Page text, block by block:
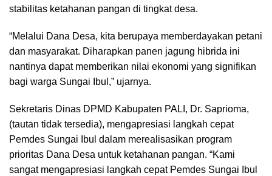
stabilitas ketahanan pangan di tingkat desa.
“Melalui Dana Desa, kita berupaya memberdayakan petani
dan masyarakat. Diharapkan panen jagung hibrida ini
nantinya dapat memberikan nilai ekonomi yang signifikan
bagi warga Sungai Ibul,” ujarnya.
Sekretaris Dinas DPMD Kabupaten PALI, Dr. Saprioma,
(tautan tidak tersedia), mengapresiasi langkah cepat
Pemdes Sungai Ibul dalam merealisasikan program
prioritas Dana Desa untuk ketahanan pangan. “Kami
sangat mengapresiasi langkah cepat Pemdes Sungai Ibul